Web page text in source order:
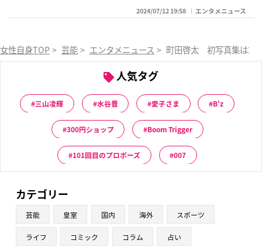
2024/07/12 19:58 エンタメニュース
女性自身TOP > 芸能 > エンタメニュース > 町田啓太 初写真集は2
人気タグ
三山凌輝 水谷豊 愛子さま B'z
300円ショップ Boom Trigger
101回目のプロポーズ 007
カテゴリー
芸能 皇室 国内 海外 スポーツ
ライフ コミック コラム 占い